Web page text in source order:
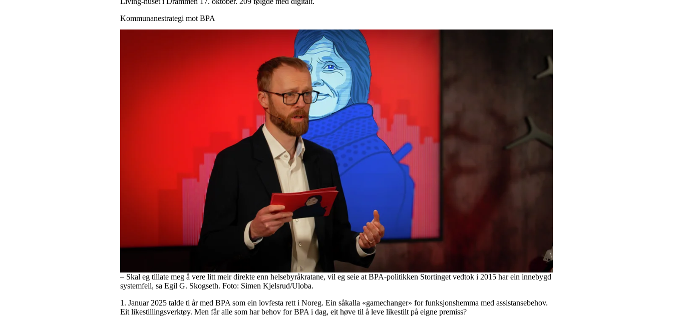
Kommunanestrategi mot BPA
– Skal eg tillate meg å vere litt meir direkte enn helsebyråkratane, vil eg seie at BPA-politikken Stortinget vedtok i 2015 har ein innebygd
systemfeil, sa Egil G. Skogseth. Foto: Simen Kjelsrud/Uloba.
1. Januar 2025 talde ti år med BPA som ein lovfesta rett i Noreg. Ein såkalla «gamechanger» for funksjonshemma med assistansebehov.
Eit likestillingsverktøy. Men får alle som har behov for BPA i dag, eit høve til å leve likestilt på eigne premiss?